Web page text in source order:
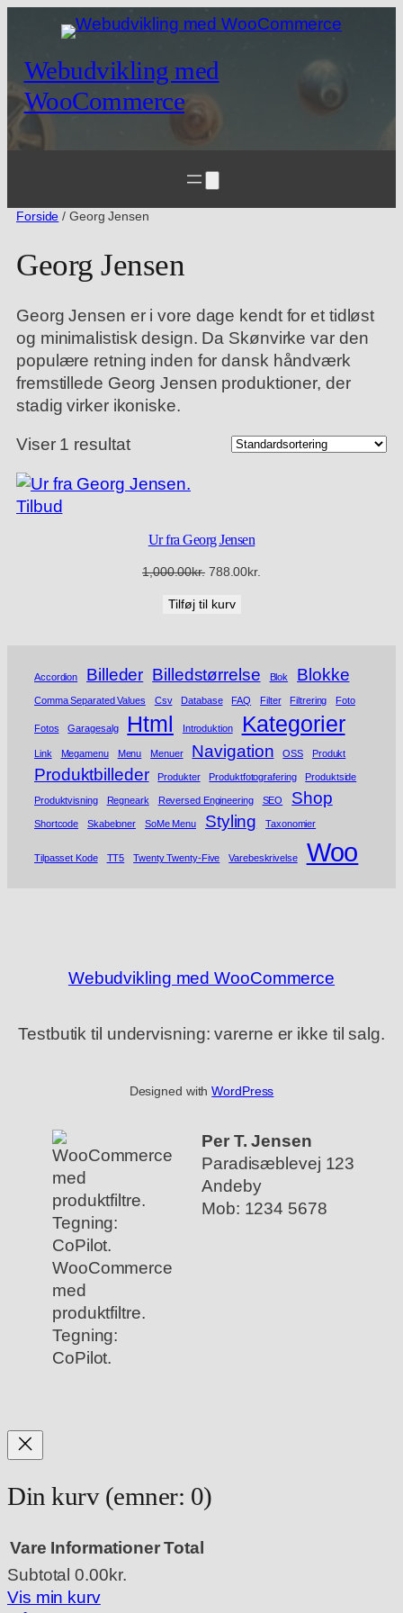
Webudvikling med
WooCommerce
Forside / Georg Jensen
Georg Jensen
Georg Jensen er i vore dage kendt for et tidløst
og minimalistisk design. Da Skønvirke var den
populære retning inden for dansk håndværk
fremstillede Georg Jensen produktioner, der
stadig virker ikoniske.
Viser 1 resultat
TilbudVare
Ur fra Georg Jensen
1,000.00kr. Den
pris
788.00kr.
Tilføj til kurv
Accordion Billeder Billedstørrelse Blok Blokke
Comma Separated Values Csv Database FAQ Filter Filtrering Foto
Fotos Garagesalg Html Introduktion Kategorier
Link Megamenu Menu Menuer Navigation OSS Produkt
Produktbilleder Produkter Produktfotografering Produktside
Produktvisning Regneark Reversed Engineering SEO Shop
Shortcode Skabeloner SoMe Menu Styling Taxonomier
Tilpasset Kode TT5 Twenty Twenty-Five Varebeskrivelse Woo
Webudvikling med WooCommerce
Testbutik til undervisning: varerne er ikke til salg.
Designed withWordPress
WooCommerce
med
produktfiltre.
Tegning:
CoPilot.
Per T. Jensen
Paradisæblevej 123
Andeby
Mob: 1234 5678
Din kurv (emner: 0)
Varer
Vare Informationer Total
Subtotal0.00kr.
Vis min kurv